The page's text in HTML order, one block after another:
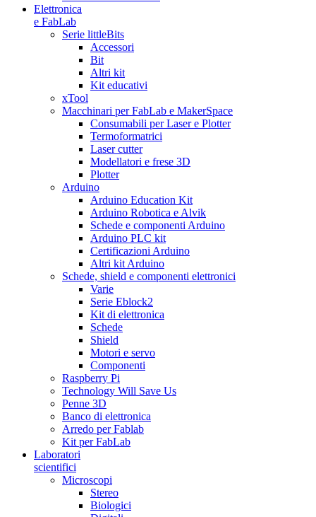
Elettronica
e FabLab
Serie littleBits
Accessori
Bit
Altri kit
Kit educativi
xTool
Macchinari per FabLab e MakerSpace
Consumabili per Laser e Plotter
Termoformatrici
Laser cutter
Modellatori e frese 3D
Plotter
Arduino
Arduino Education Kit
Arduino Robotica e Alvik
Schede e componenti Arduino
Arduino PLC kit
Certificazioni Arduino
Altri kit Arduino
Schede, shield e componenti elettronici
Varie
Serie Eblock2
Kit di elettronica
Schede
Shield
Motori e servo
Componenti
Raspberry Pi
Technology Will Save Us
Penne 3D
Banco di elettronica
Arredo per Fablab
Kit per FabLab
Laboratori
scientifici
Microscopi
Stereo
Biologici